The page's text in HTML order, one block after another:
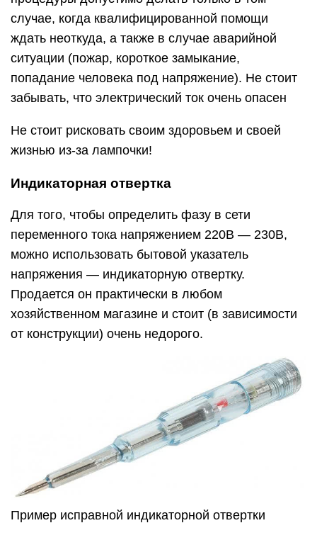
случае, когда квалифицированной помощи
ждать неоткуда, а также в случае аварийной
ситуации (пожар, короткое замыкание,
попадание человека под напряжение). Не стоит
забывать, что электрический ток очень опасен
Не стоит рисковать своим здоровьем и своей
жизнью из-за лампочки!
Индикаторная отвертка
Для того, чтобы определить фазу в сети
переменного тока напряжением 220В — 230В,
можно использовать бытовой указатель
напряжения — индикаторную отвертку.
Продается он практически в любом
хозяйственном магазине и стоит (в зависимости
от конструкции) очень недорого.
Пример исправной индикаторной отвертки